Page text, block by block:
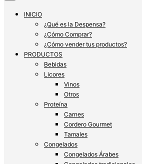
INICIO
¿Qué es la Despensa?
¿Cómo Comprar?
¿Cómo vender tus productos?
PRODUCTOS
Bebidas
Licores
Vinos
Otros
Proteína
Carnes
Cordero Gourmet
Tamales
Congelados
Congelados Árabes